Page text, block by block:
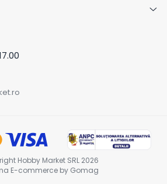
Hobby Market SRL 2026
E-commerce by Gomag